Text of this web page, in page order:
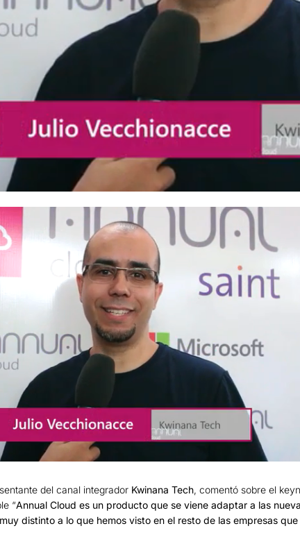
del canal integrador Kwinana Tech, comentó sobre el
“Annual Cloud es un producto que se viene adaptar a las
distinto a lo que hemos visto en el resto de las empresas